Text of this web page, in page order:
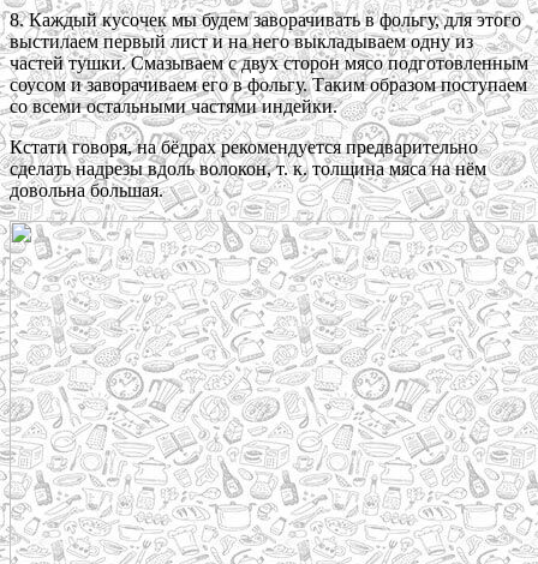
8. Каждый кусочек мы будем заворачивать в фольгу, для этого
выстилаем первый лист и на него выкладываем одну из
частей тушки. Смазываем с двух сторон мясо подготовленным
соусом и заворачиваем его в фольгу. Таким образом поступаем
со всеми остальными частями индейки.
Кстати говоря, на бёдрах рекомендуется предварительно
сделать надрезы вдоль волокон, т. к. толщина мяса на нём
довольна большая.